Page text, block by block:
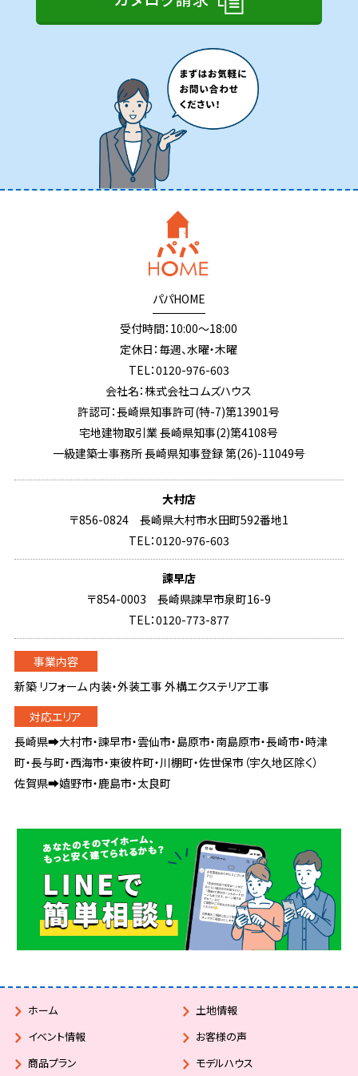
パパHOME
受付時間：10:00～18:00
定休日：毎週、水曜・木曜
TEL：0120-976-603
会社名：株式会社コムズハウス
許認可：長崎県知事許可(特-7)第13901号
宅地建物取引業 長崎県知事(2)第4108号
一級建築士事務所 長崎県知事登録 第(26)-11049号
大村店
〒856-0824 長崎県大村市水田町592番地1
TEL：0120-976-603
諫早店
〒854-0003 長崎県諫早市泉町16-9
TEL：0120-773-877
新築 リフォーム 内装・外装工事 外構エクステリア工事
長崎県➡大村市・諫早市・雲仙市・島原市・南島原市・長崎市・時津
町・長与町・西海市・東彼杵町・川棚町・佐世保市（宇久地区除く）
佐賀県➡嬉野市・鹿島市・太良町
ホーム
イベント情報
商品プラン
土地情報
お客様の声
モデルハウス